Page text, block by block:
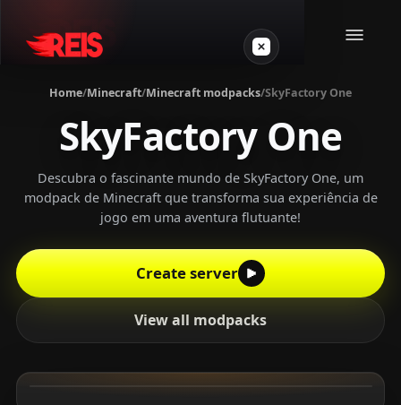
Minecraft
Other games
VPS Gamer
Login
Home/Minecraft/Minecraft modpacks/SkyFactory One
SkyFactory One
Descubra o fascinante mundo de SkyFactory One, um
modpack de Minecraft que transforma sua experiência de
jogo em uma aventura flutuante!
Create server
View all modpacks